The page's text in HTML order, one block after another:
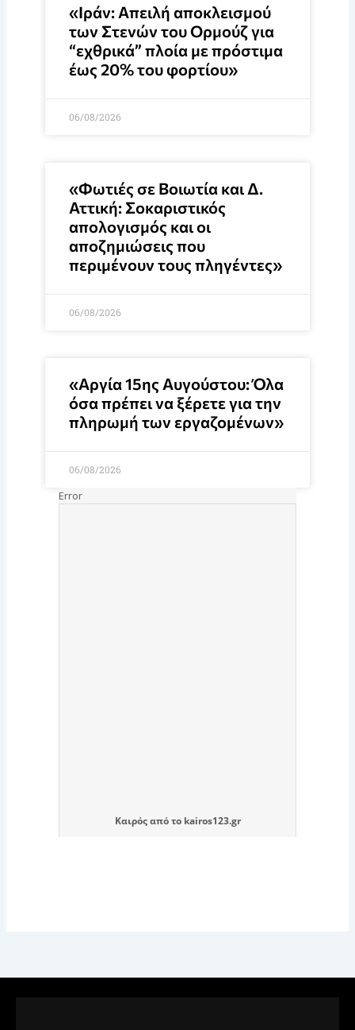
«Ιράν: Απειλή αποκλεισμού
των Στενών του Ορμούζ για
“εχθρικά” πλοία με πρόστιμα
έως 20% του φορτίου»
06/08/2026
«Φωτιές σε Βοιωτία και Δ.
Αττική: Σοκαριστικός
απολογισμός και οι
αποζημιώσεις που
περιμένουν τους πληγέντες»
06/08/2026
«Αργία 15ης Αυγούστου: Όλα
όσα πρέπει να ξέρετε για την
πληρωμή των εργαζομένων»
06/08/2026
Καιρόςαπό το kairos123.gr